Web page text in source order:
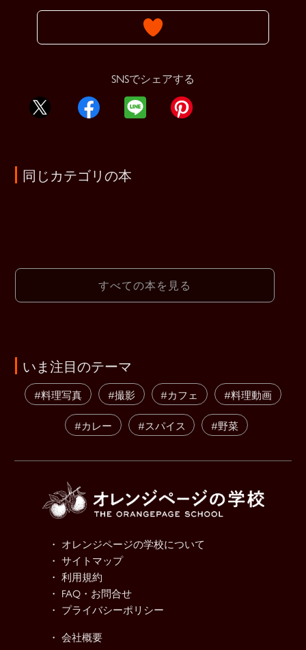
SNSでシェアする
同じカテゴリの本
すべての本を見る
いま注目のテーマ
#料理写真 #撮影 #カフェ #料理動画
#カレー #スパイス #野菜
・ オレンジページの学校について
・ サイトマップ
・ 利用規約
・ FAQ・お問合せ
・ プライバシーポリシー
・ 会社概要